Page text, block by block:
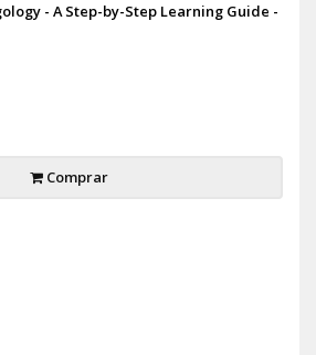
- A Step-by-Step Learning Guide -
Comprar